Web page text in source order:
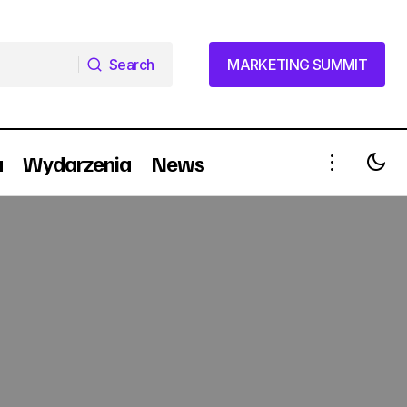
Search
MARKETING SUMMIT
MARKETING SUMMIT
Wydarzenia News